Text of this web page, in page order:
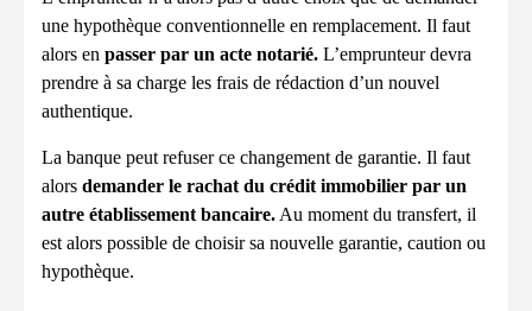
une hypothèque conventionnelle en remplacement. Il faut
alors en passer par un acte notarié. L’emprunteur devra
prendre à sa charge les frais de rédaction d’un nouvel
authentique.
La banque peut refuser ce changement de garantie. Il faut
alors demander le rachat du crédit immobilier par un
autre établissement bancaire. Au moment du transfert, il
est alors possible de choisir sa nouvelle garantie, caution ou
hypothèque.